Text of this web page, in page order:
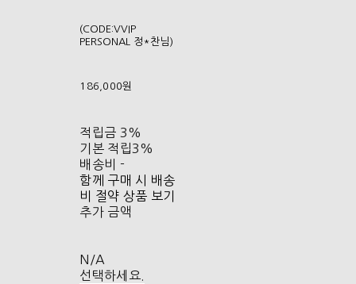
(CODE:VVIP
PERSONAL 정*찬님)
186,000원
적립금 3%
기본 적립3%
배송비 -
함께 구매 시 배송
비 절약 상품 보기
추가 금액
N/A
선택하세요.